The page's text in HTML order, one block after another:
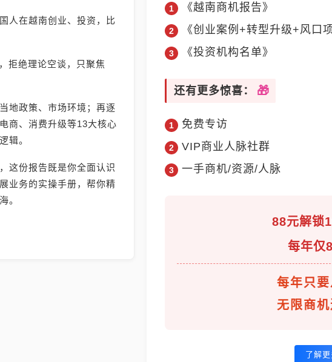
人在越南创业、投资，比
拒绝理论空谈，只聚焦
地政策、市场环境；再逐
商、消费升级等13大核心
辑。
这份报告既是你全面认识
业务的实操手册，帮你精
。
《越南商机报告》
《创业案例+转型升级+风口
《投资机构名单》
还有更多惊喜：
免费专访
VIP商业人脉社群
一手商机/资源/人脉
88元解锁
每年仅
每年只
无限商
了解更